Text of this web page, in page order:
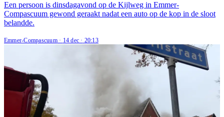
Een persoon is dinsdagavond op de Kijlweg in Emmer-
Compascuum gewond geraakt nadat een auto op de kop in de sloot
belandde.
Emmer-Compascuum· 14 dec · 20:13